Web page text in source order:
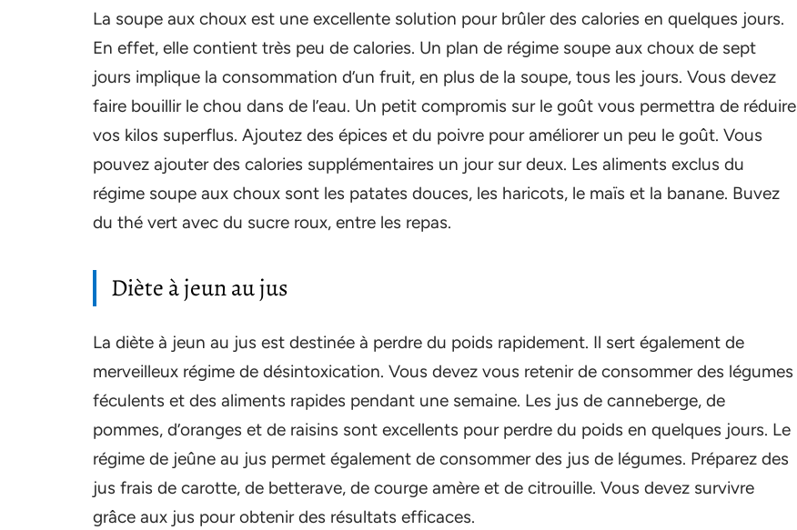
La soupe aux choux est une excellente solution pour brûler des calories en quelques jours.
En effet, elle contient très peu de calories. Un plan de régime soupe aux choux de sept
jours implique la consommation d’un fruit, en plus de la soupe, tous les jours. Vous devez
faire bouillir le chou dans de l’eau. Un petit compromis sur le goût vous permettra de réduire
vos kilos superflus. Ajoutez des épices et du poivre pour améliorer un peu le goût. Vous
pouvez ajouter des calories supplémentaires un jour sur deux. Les aliments exclus du
régime soupe aux choux sont les patates douces, les haricots, le maïs et la banane. Buvez
du thé vert avec du sucre roux, entre les repas.
Diète à jeun au jus
La diète à jeun au jus est destinée à perdre du poids rapidement. Il sert également de
merveilleux régime de désintoxication. Vous devez vous retenir de consommer des légumes
féculents et des aliments rapides pendant une semaine. Les jus de canneberge, de
pommes, d’oranges et de raisins sont excellents pour perdre du poids en quelques jours. Le
régime de jeûne au jus permet également de consommer des jus de légumes. Préparez des
jus frais de carotte, de betterave, de courge amère et de citrouille. Vous devez survivre
grâce aux jus pour obtenir des résultats efficaces.